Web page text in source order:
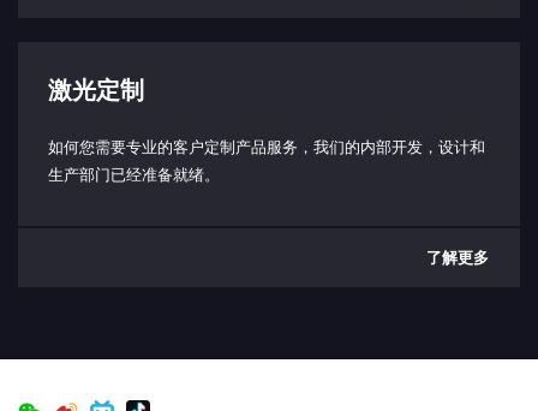
（-10） - 80°C
防护等级（仅限激光头）：
IP64 防护等级
激光定制
如何您需要专业的客户定制产品服务，我们的内部开发，设计和
生产部门已经准备就绪。
了解更多